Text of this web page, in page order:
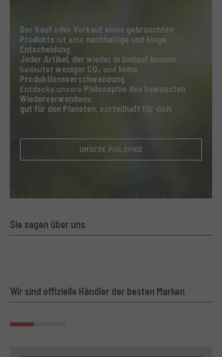
Der Kauf oder Verkauf eines gebrauchten
Produkts ist eine nachhaltige und kluge
Entscheidung.
Jeder Artikel, der wieder in Umlauf kommt,
bedeutet weniger CO₂ und keine
Produktionsverschwendung.
Entdecke unsere Philosophie des bewussten
Wiederverwendens:
gut für den Planeten, vorteilhaft für dich.
UNSERE PHILOPHIE
Sie sagen über uns
Wir sind offizielle Händler der besten Marken